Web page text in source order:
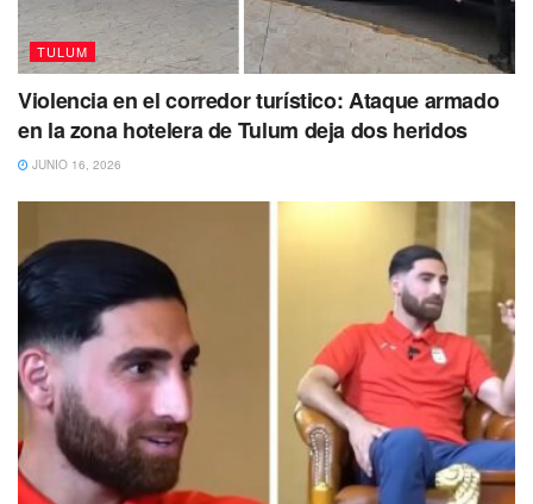
TULUM
Violencia en el corredor turístico: Ataque armado
en la zona hotelera de Tulum deja dos heridos
JUNIO 16, 2026